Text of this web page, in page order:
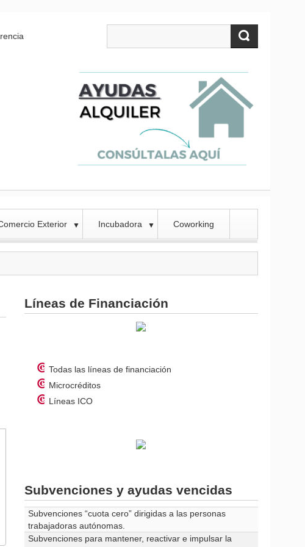
Exterior ▼ Incubadora ▼ Coworking
Líneas de Financiación
Todas las líneas de financiación
Microcréditos
Líneas ICO
Subvenciones y ayudas vencidas
Subvenciones “cuota cero” dirigidas a las personas
trabajadoras autónomas.
Subvenciones para mantener, reactivar e impulsar la